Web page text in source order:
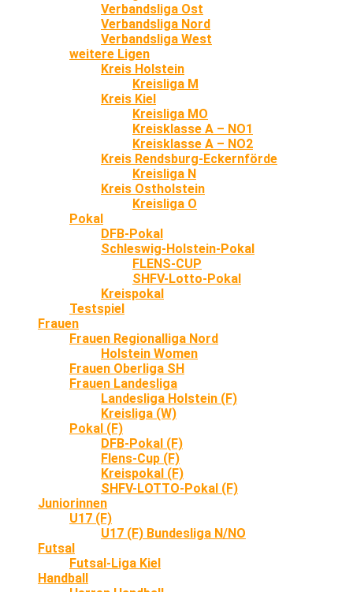
Verbandsliga Ost
Verbandsliga Nord
Verbandsliga West
weitere Ligen
Kreis Holstein
Kreisliga M
Kreis Kiel
Kreisliga MO
Kreisklasse A – NO1
Kreisklasse A – NO2
Kreis Rendsburg-Eckernförde
Kreisliga N
Kreis Ostholstein
Kreisliga O
Pokal
DFB-Pokal
Schleswig-Holstein-Pokal
FLENS-CUP
SHFV-Lotto-Pokal
Kreispokal
Testspiel
Frauen
Frauen Regionalliga Nord
Holstein Women
Frauen Oberliga SH
Frauen Landesliga
Landesliga Holstein (F)
Kreisliga (W)
Pokal (F)
DFB-Pokal (F)
Flens-Cup (F)
Kreispokal (F)
SHFV-LOTTO-Pokal (F)
Juniorinnen
U17 (F)
U17 (F) Bundesliga N/NO
Futsal
Futsal-Liga Kiel
Handball